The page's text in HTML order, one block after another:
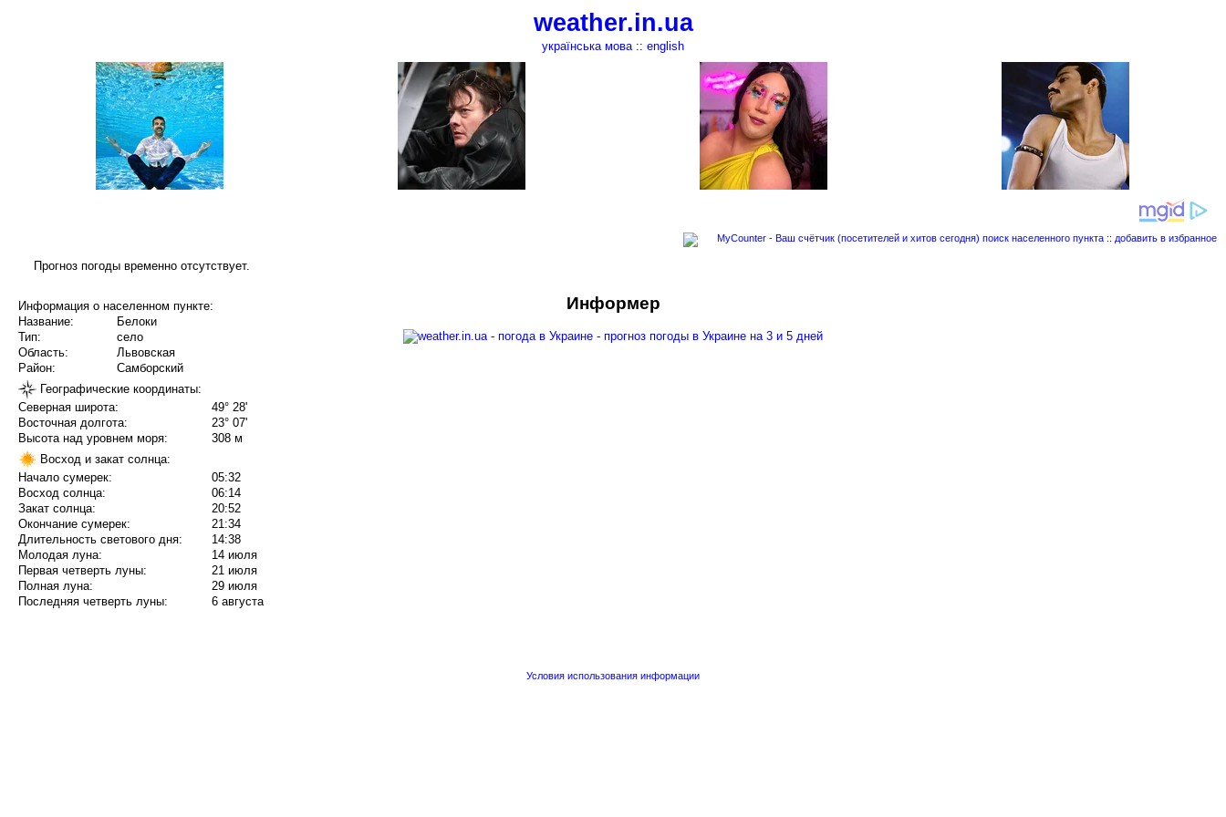
weather.in.ua
українська мова:: english
поиск населенного пункта :: добавить в избранное
Прогноз погоды временно отсутствует.
Информация о населенном пункте:
Название:
Белоки
Тип:
село
Область:
Львовская
Район:
Самборский
Географические координаты:
Северная широта:
49° 28'
Восточная долгота:
23° 07'
Высота над уровнем моря:
308 м
Восход и закат солнца:
Начало сумерек:
05:32
Восход солнца:
06:14
Закат солнца:
20:52
Окончание сумерек:
21:34
Длительность светового дня:
14:38
Молодая луна:
14 июля
Первая четверть луны:
21 июля
Полная луна:
29 июля
Последняя четверть луны:
6 августа
Информер
Условия использования информации